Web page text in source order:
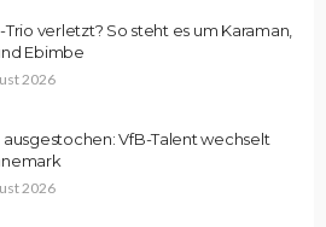
verletzt? So steht es um Karaman,
Ebimbe
2026
ausgestochen: VfB-Talent wechselt
2026